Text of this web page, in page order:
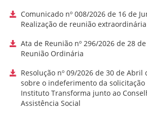
Comunicado nº 008/2026 de 16 de
Realização de reunião extraordinária
Ata de Reunião nº 296/2026 de 28
Reunião Ordinária
Resolução nº 09/2026 de 30 de Abril
sobre o indeferimento da
Instituto Transforma junto ao
Assistência Social